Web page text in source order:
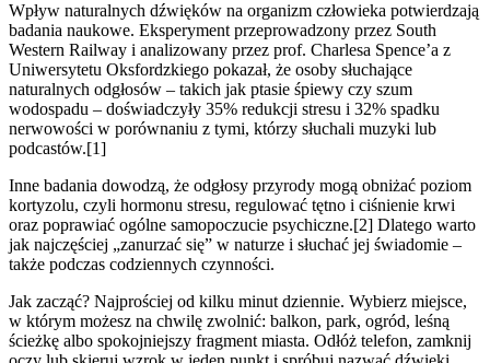
Wpływ naturalnych dźwięków na organizm człowieka potwierdzają
badania naukowe. Eksperyment przeprowadzony przez South
Western Railway i analizowany przez prof. Charlesa Spence’a z
Uniwersytetu Oksfordzkiego pokazał, że osoby słuchające
naturalnych odgłosów – takich jak ptasie śpiewy czy szum
wodospadu – doświadczyły 35% redukcji stresu i 32% spadku
nerwowości w porównaniu z tymi, którzy słuchali muzyki lub
podcastów.[1]
Inne badania dowodzą, że odgłosy przyrody mogą obniżać poziom
kortyzolu, czyli hormonu stresu, regulować tętno i ciśnienie krwi
oraz poprawiać ogólne samopoczucie psychiczne.[2] Dlatego warto
jak najczęściej „zanurzać się” w naturze i słuchać jej świadomie –
także podczas codziennych czynności.
Jak zacząć? Najprościej od kilku minut dziennie. Wybierz miejsce,
w którym możesz na chwilę zwolnić: balkon, park, ogród, leśną
ścieżkę albo spokojniejszy fragment miasta. Odłóż telefon, zamknij